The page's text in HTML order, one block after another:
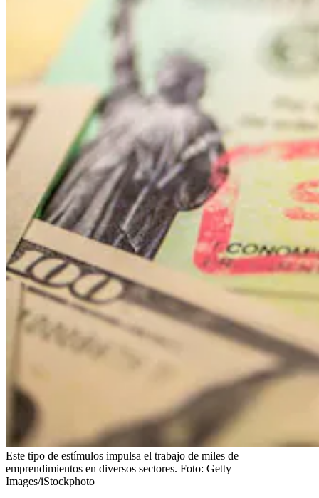
Este tipo de estímulos impulsa el trabajo de miles de
emprendimientos en diversos sectores. Foto: Getty
Images/iStockphoto